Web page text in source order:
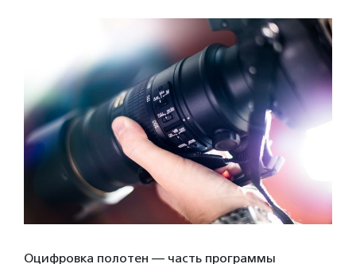
Оцифровка полотен — часть программы